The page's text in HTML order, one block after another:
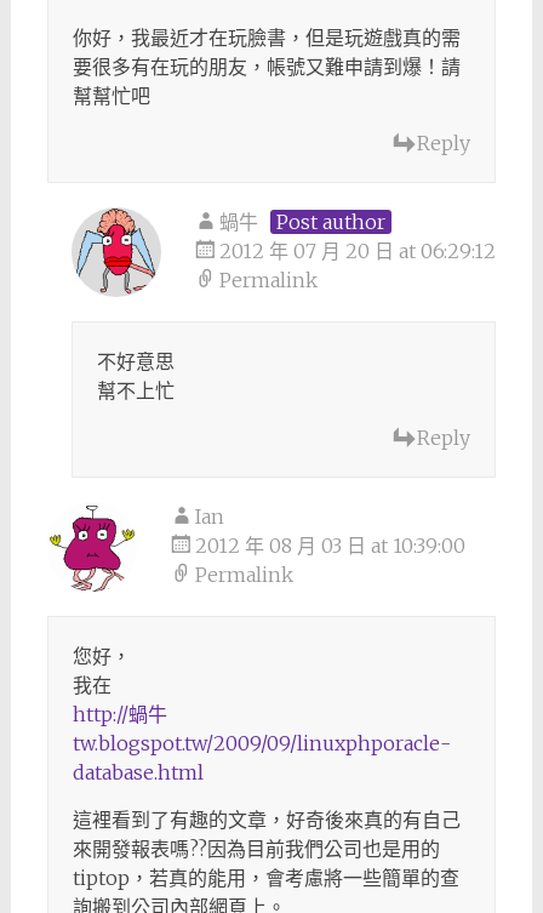
你好，我最近才在玩臉書，但是玩遊戲真的需
要很多有在玩的朋友，帳號又難申請到爆！請
幫幫忙吧
Reply
蝸牛
Post author
2012 年 07 月 20 日 at 06:29:12
Permalink
不好意思
幫不上忙
Reply
Ian
2012 年 08 月 03 日 at 10:39:00
Permalink
您好，
我在
http://蝸牛
tw.blogspot.tw/2009/09/linuxphporacle-
database.html
這裡看到了有趣的文章，好奇後來真的有自己
來開發報表嗎??因為目前我們公司也是用的
tiptop，若真的能用，會考慮將一些簡單的查
詢搬到公司內部網頁上。